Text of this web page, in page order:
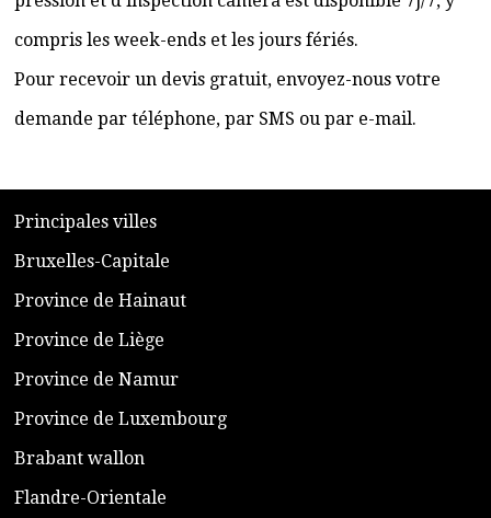
compris les week-ends et les jours fériés.
Pour recevoir un devis gratuit, envoyez-nous votre
demande par téléphone, par SMS ou par e-mail.
​Principales villes
​Bruxelles-Capitale
​Province de Hainaut
Province de Liège
​Province de Namur
​Province de Luxembourg
​Brabant wallon
​Flandre-Orientale